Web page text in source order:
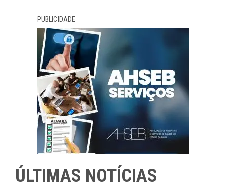
PUBLICIDADE
ÚLTIMAS NOTÍCIAS